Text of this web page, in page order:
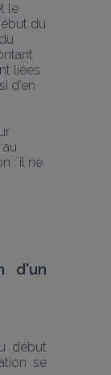
le
du
liées
d’en
: il ne
d'un
début
se